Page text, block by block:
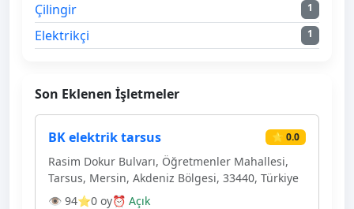
Çilingir 1
Elektrikçi 1
Son Eklenen İşletmeler
BK elektrik tarsus ⭐ 0.0
Rasim Dokur Bulvarı, Öğretmenler Mahallesi,
Tarsus, Mersin, Akdeniz Bölgesi, 33440, Türkiye
👁 94⭐0 oy⏰ Açık